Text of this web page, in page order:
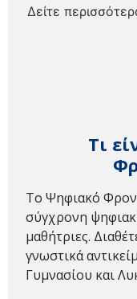
Τι
Το Ψηφιακό
σύγχρονη
μαθήτριες.
γνωστικά
Γυμνασίου και
Δείτε